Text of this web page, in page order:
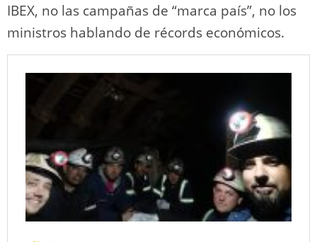
IBEX, no las campañas de “marca país”, no los
ministros hablando de récords económicos.